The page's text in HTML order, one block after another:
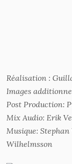
Réalisation :
Images
Post Production:
Mix Audio: Erik
Musique:
Wilhelmsson